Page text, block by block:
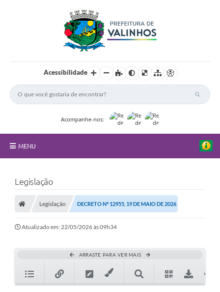
Acessibilidade
Acompanhe-nos:
MENU
Principal
Nossa Cidade
Secretarias
Transparência
Legislação
Legislação DECRETO Nº 12955, 19 DE MAIO DE 2026
Atualizado em: 22/05/2026 às 09h34
ARRASTE PARA VER MAIS